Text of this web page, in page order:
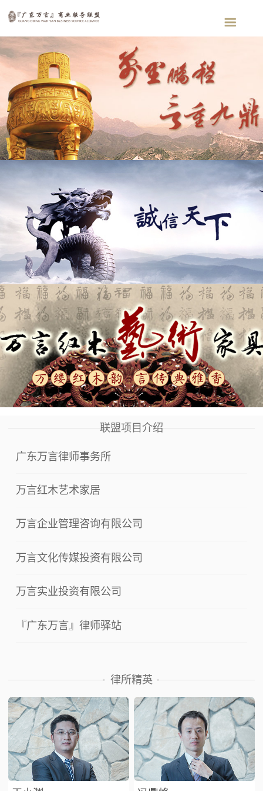
联盟项目介绍
广东万言律师事务所
万言红木艺术家居
万言企业管理咨询有限公司
万言文化传媒投资有限公司
万言实业投资有限公司
『广东万言』律师驿站
律所精英